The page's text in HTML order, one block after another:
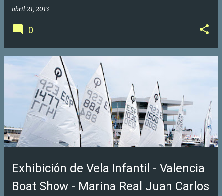
abril 21, 2013
0
Exhibición de Vela Infantil - Valencia
Boat Show - Marina Real Juan Carlos